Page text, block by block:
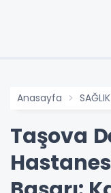
Anasayfa SAĞLIK
Taşova